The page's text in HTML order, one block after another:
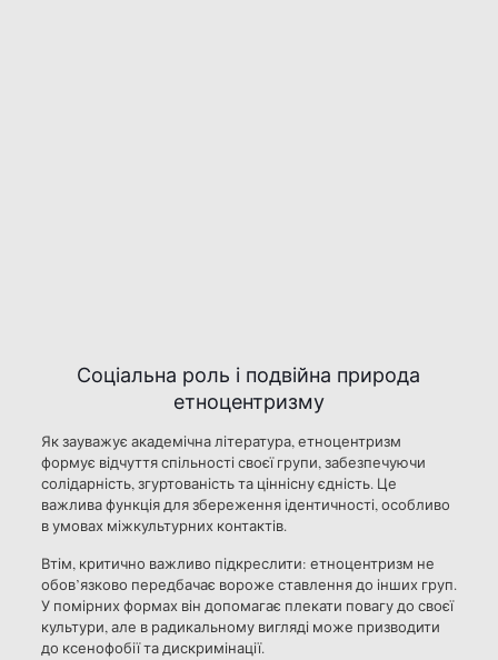
Соціальна роль і подвійна природа
етноцентризму
Як зауважує академічна література, етноцентризм
формує відчуття спільності своєї групи, забезпечуючи
солідарність, згуртованість та ціннісну єдність. Це
важлива функція для збереження ідентичності, особливо
в умовах міжкультурних контактів.
Втім, критично важливо підкреслити: етноцентризм не
обов’язково передбачає вороже ставлення до інших груп.
У помірних формах він допомагає плекати повагу до своєї
культури, але в радикальному вигляді може призводити
до ксенофобії та дискримінації.